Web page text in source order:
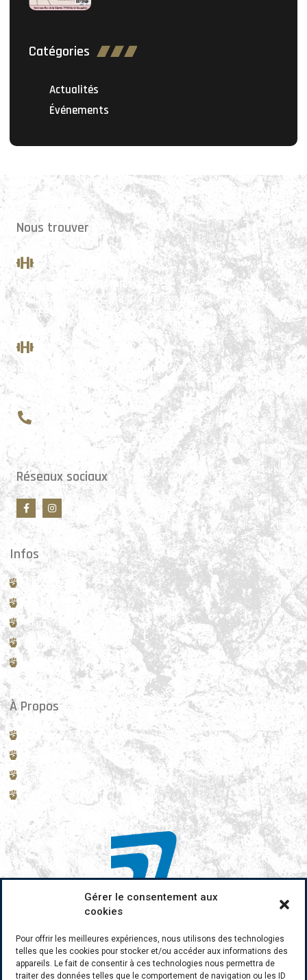
Gérer le consentement aux
cookies
Pour offrir les meilleures expériences, nous utilisons des technologies
telles que les cookies pour stocker et/ou accéder aux informations des
appareils. Le fait de consentir à ces technologies nous permettra de
traiter des données telles que le comportement de navigation ou les ID
Catégories
Actualités
Événements
Nous trouver
Ancienne caserne Pompiers
39 Rue Saint-Laurent 77400 Lagny-sur-Marne
(ENTRÉE et PARKING => côté rue des sources !)
Salle de la Mairie de Pomponne
5 rue du général Leclerc, 77400 Pomponne (à côté de la mairie)
07 43 33 72 80
Réseaux sociaux
Infos
Contact
Tarifs
Planning
Règlement intérieur
Inscriptions
À Propos
La vie du club
Histoire
Enseignants
Blog